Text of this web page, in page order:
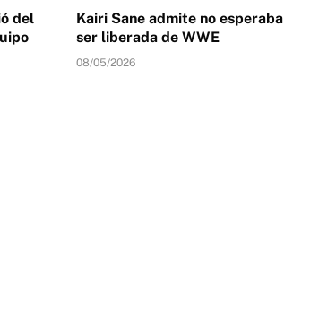
del
Kairi Sane admite no esperaba
ser liberada de WWE
08/05/2026